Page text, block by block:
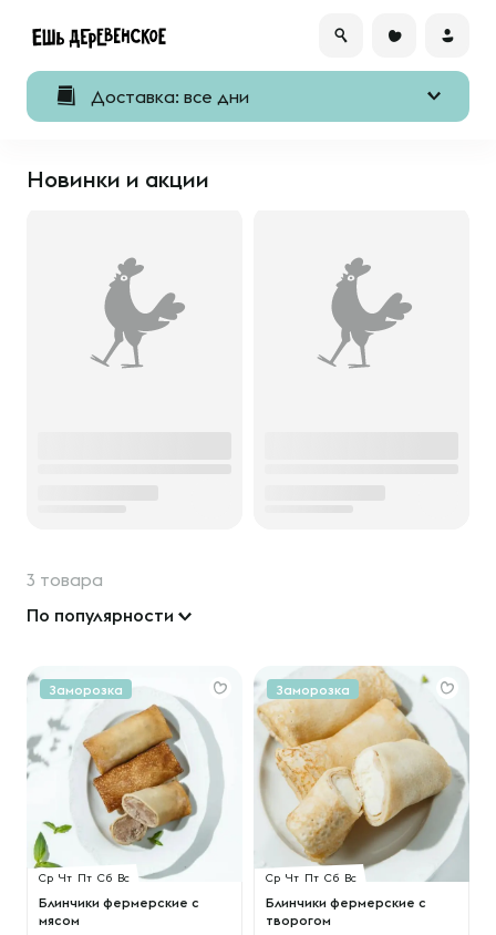
Доставка: все дни
Новинки и акции
3 товара
По популярности
Заморозка
Ср Чт Пт Сб Вс
Блинчики фермерские с
мясом
Заморозка
Ср Чт Пт Сб Вс
Блинчики фермерские с
творогом